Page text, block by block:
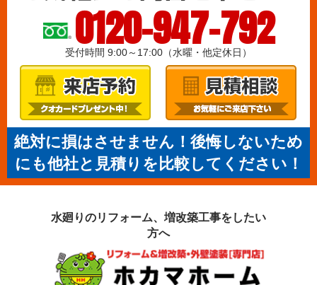
0120-947-792
受付時間 9:00～17:00（水曜・他定休日）
絶対に損はさせません！後悔しないため
にも他社と見積りを比較してください！
水廻りのリフォーム、増改築工事を したい
方へ